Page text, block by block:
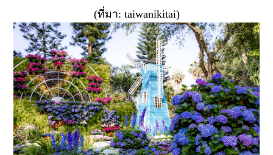
(ที่มา: taiwanikitai)